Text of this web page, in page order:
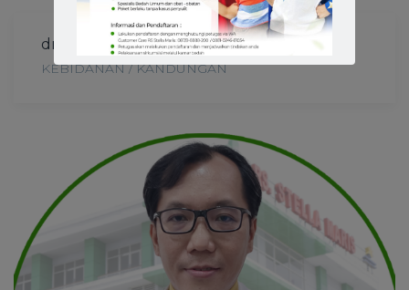
dr. Sofian Muhaji, SP.OG
KEBIDANAN / KANDUNGAN